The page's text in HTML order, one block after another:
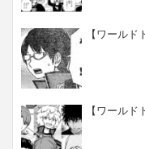
【ワール
【ワール